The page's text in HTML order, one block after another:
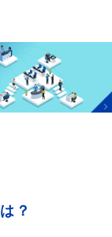
？